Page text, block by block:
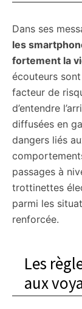
Dans ses
les
fortement la
écouteurs
facteur de
d’entendre
diffusées en
dangers liés
passages à
trottinettes
parmi les
renforcée.
Les
aux